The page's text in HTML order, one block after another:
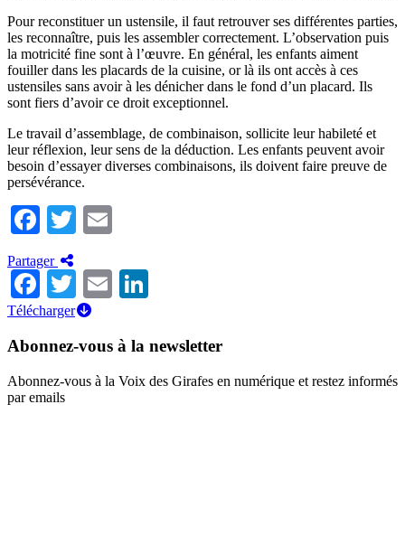
Pour reconstituer un ustensile, il faut retrouver ses différentes parties,
les reconnaître, puis les assembler correctement. L’observation puis
la motricité fine sont à l’œuvre. En général, les enfants aiment
fouiller dans les placards de la cuisine, or là ils ont accès à ces
ustensiles sans avoir à les dénicher dans le fond d’un placard. Ils
sont fiers d’avoir ce droit exceptionnel.
Le travail d’assemblage, de combinaison, sollicite leur habileté et
leur réflexion, leur sens de la déduction. Les enfants peuvent avoir
besoin d’essayer diverses combinaisons, ils doivent faire preuve de
persévérance.
Facebook
Twitter
Partager
Facebook
TwitterEmail
Télécharger
Abonnez-vous à la newsletter
Abonnez-vous à la Voix des Girafes en numérique et restez informés
par emails